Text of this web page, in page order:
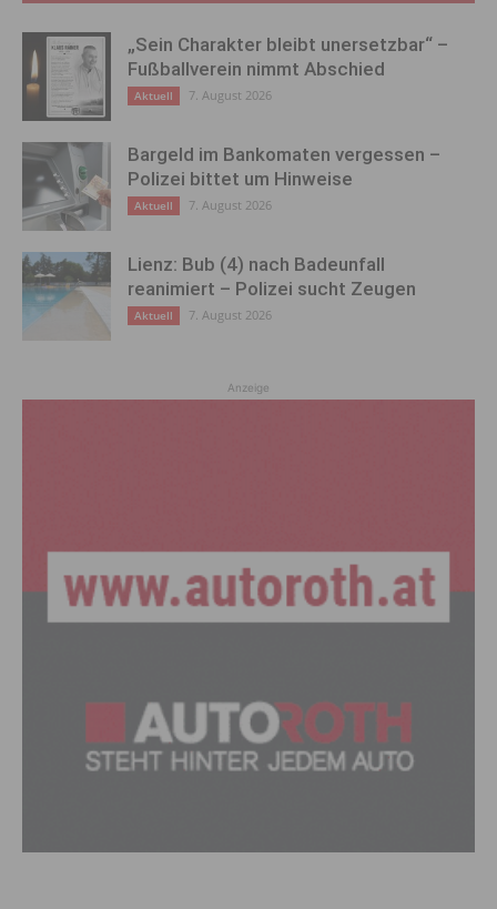
„Sein Charakter bleibt unersetzbar“ –
Fußballverein nimmt Abschied
Aktuell 7. August 2026
Bargeld im Bankomaten vergessen –
Polizei bittet um Hinweise
Aktuell 7. August 2026
Lienz: Bub (4) nach Badeunfall
reanimiert – Polizei sucht Zeugen
Aktuell 7. August 2026
Anzeige